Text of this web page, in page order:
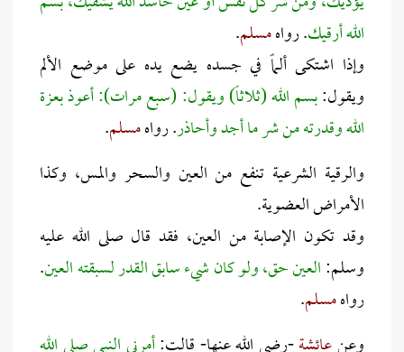
الله أرقيك. رواهمسلم.
وإذا اشتكى ألماً في جسده يضع يده على موضع الألم
ويقول:بسم الله (ثلاثاً) ويقول: (سبع مرات): أعوذ بعزة
الله وقدرته من شر ما أجد وأحاذر. رواهمسلم.
والرقية الشرعية تنفع من العين والسحر والمس، وكذا
الأمراض العضوية.
وقد تكون الإصابة من العين، فقد قال صلى الله عليه
وسلم:العين حق، ولو كان شيء سابق القدر لسبقته العين.
رواهمسلم.